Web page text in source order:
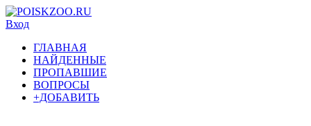
Вход
ГЛАВНАЯ
НАЙДЕННЫЕ
ПРОПАВШИЕ
ВОПРОСЫ
+ДОБАВИТЬ